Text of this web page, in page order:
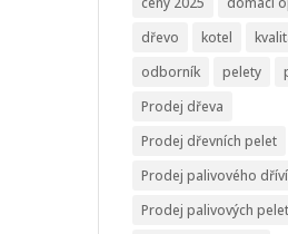
dřevo
kotel
odborník
pelety
Prodej dřeva
Prodej dřevních pelet
Prodej palivového dříví
Prodej palivových pelet